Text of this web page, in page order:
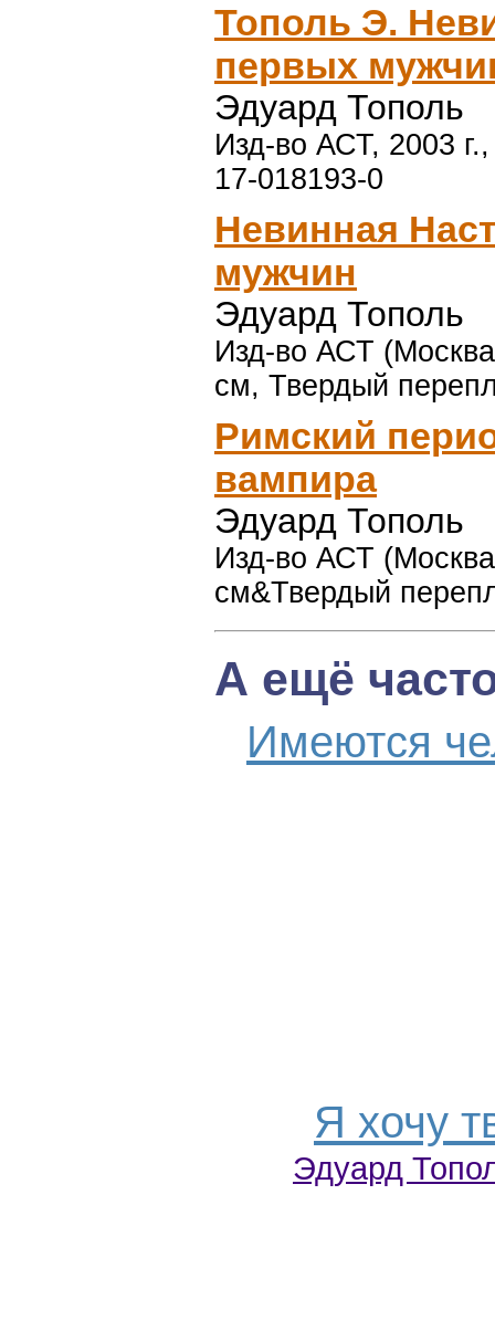
Тополь Э.
первых
Эдуард Тополь
Изд-во АСТ, 2003
17-018193-0
Невинная
мужчин
Эдуард Тополь
Изд-во АСТ
см, Твердый
Римский
вампира
Эдуард Тополь
Изд-во АСТ
см&Твердый
А ещё
Имеются
Я хочу
Эдуард